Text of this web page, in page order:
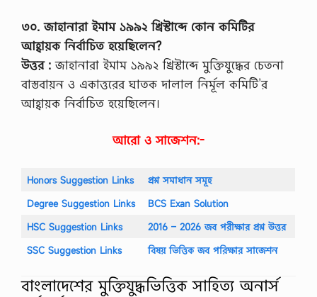
o
P
৩০. জাহানারা ইমাম ১৯৯২ খ্রিস্টাব্দে কোন কমিটির
আহ্বায়ক নির্বাচিত হয়েছিলেন?
উত্তর : জাহানারা ইমাম ১৯৯২ খ্রিস্টাব্দে মুক্তিযুদ্ধের চেতনা
বাস্তবায়ন ও একাত্তরের ঘাতক দালাল নির্মূল কমিটি’র
আহ্বায়ক নির্বাচিত হয়েছিলেন।
আরো ও সাজেশন:-
Honors Suggestion Links
প্রশ্ন সমাধান সমূহ
Degree Suggestion Links
BCS Exan Solution
HSC Suggestion Links
2016 – 2026 জব পরীক্ষার প্রশ্ন উত্তর
SSC Suggestion Links
বিষয় ভিত্তিক জব পরিক্ষার সাজেশন
বাংলাদেশের মুক্তিযুদ্ধভিত্তিক সাহিত্য অনার্স